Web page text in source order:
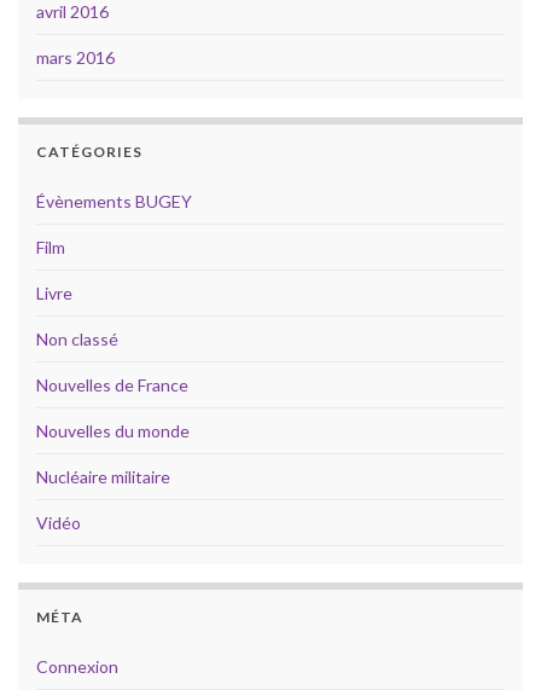
avril 2016
mars 2016
CATÉGORIES
Évènements BUGEY
Film
Livre
Non classé
Nouvelles de France
Nouvelles du monde
Nucléaire militaire
Vidéo
MÉTA
Connexion